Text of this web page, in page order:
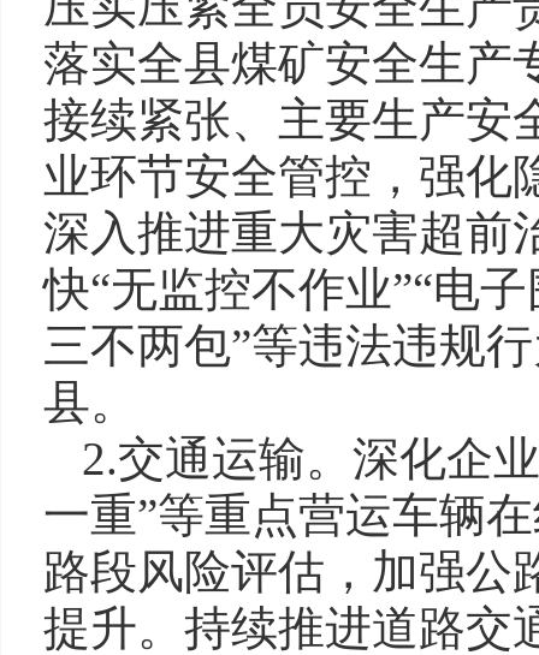
落实全县煤矿安全生产
接续紧张、主要生产安
业环节安全管控，强化
深入推进重大灾害超前
快“无监控不作业”“电
三不两包”等违法违规
县。
2.交通运输。深化企
一重”等重点营运车辆
路段风险评估，加强公
提升。持续推进道路交